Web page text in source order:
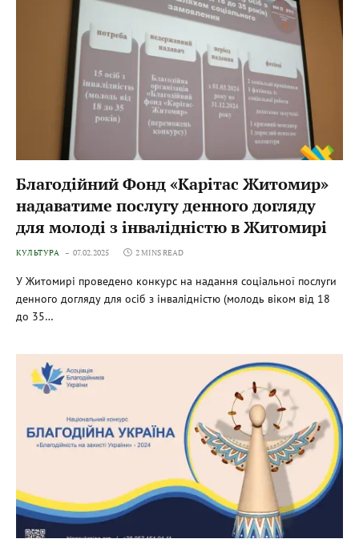
Благодійний Фонд «Карітас Житомир»
надаватиме послугу денного догляду
для молоді з інвалідністю в Житомирі
КУЛЬТУРА 07.02.2025 2 MINS READ
У Житомирі проведено конкурс на надання соціальної послуги
денного догляду для осіб з інвалідністю (молодь віком від 18
до 35…